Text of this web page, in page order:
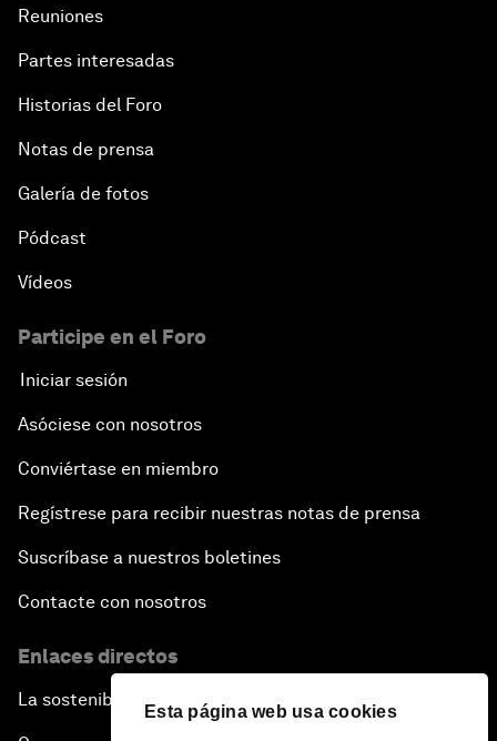
Esta página web usa cookies
Reuniones
Partes interesadas
Historias del Foro
Notas de prensa
Galería de fotos
Pódcast
Vídeos
Participe en el Foro
Iniciar sesión
Asóciese con nosotros
Conviértase en miembro
Regístrese para recibir nuestras notas de prensa
Suscríbase a nuestros boletines
Contacte con nosotros
Enlaces directos
La sostenibilidad en el Foro